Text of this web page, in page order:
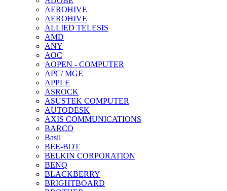
AEROHIVE
AEROHIVE
ALLIED TELESIS
AMD
ANY
AOC
AOPEN - COMPUTER
APC/ MGE
APPLE
ASROCK
ASUSTEK COMPUTER
AUTODESK
AXIS COMMUNICATIONS
BARCO
Basil
BEE-BOT
BELKIN CORPORATION
BENQ
BLACKBERRY
BRIGHTBOARD